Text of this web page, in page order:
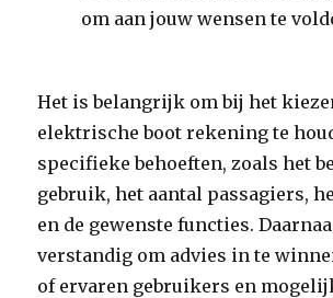
om aan jouw wensen te
Het is belangrijk om bij het
elektrische boot rekening te
specifieke behoeften, zoals het
gebruik, het aantal passagiers,
en de gewenste functies.
verstandig om advies in te
of ervaren gebruikers en